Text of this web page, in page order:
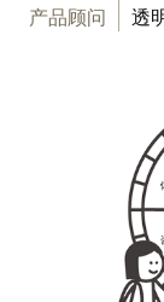
产品顾问 透